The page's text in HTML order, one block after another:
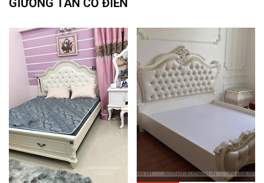
GIƯỜNG TÂN CỔ ĐIỂN